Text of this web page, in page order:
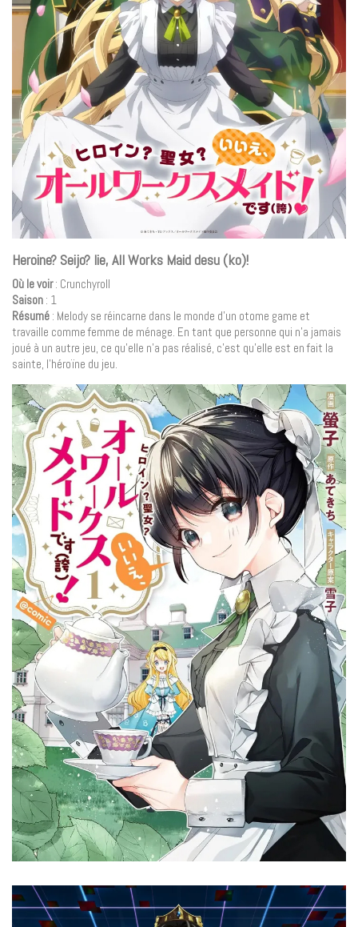
Heroine? Seijo? Iie, All Works Maid desu (ko)!
Où le voir: Crunchyroll
Saison : 1
Résumé : Melody se réincarne dans le monde d’un otome game et
travaille comme femme de ménage. En tant que personne qui n’a jamais
joué à un autre jeu, ce qu’elle n’a pas réalisé, c’est qu’elle est en fait la
sainte, l’héroïne du jeu.